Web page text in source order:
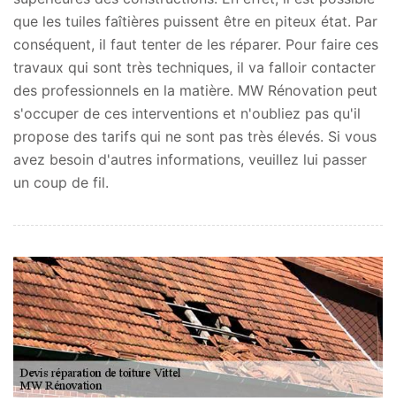
que les tuiles faîtières puissent être en piteux état. Par
conséquent, il faut tenter de les réparer. Pour faire ces
travaux qui sont très techniques, il va falloir contacter
des professionnels en la matière. MW Rénovation peut
s'occuper de ces interventions et n'oubliez pas qu'il
propose des tarifs qui ne sont pas très élevés. Si vous
avez besoin d'autres informations, veuillez lui passer
un coup de fil.